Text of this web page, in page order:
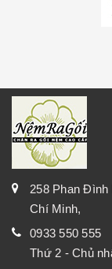
258 Phan Đình
Chí Minh,
0933 550 555
Thứ 2 - Chủ